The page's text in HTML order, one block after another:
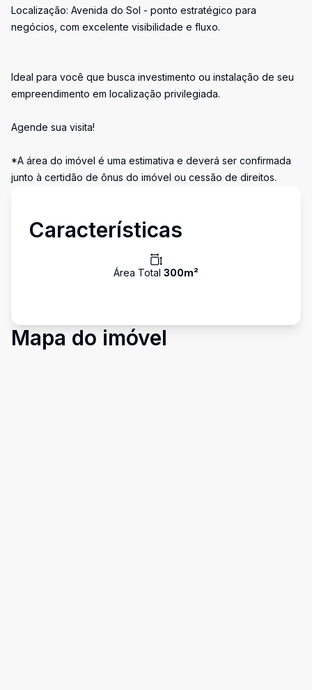
Localização: Avenida do Sol - ponto estratégico para
negócios, com excelente visibilidade e fluxo.
Ideal para você que busca investimento ou instalação de seu
empreendimento em localização privilegiada.
Agende sua visita!
*A área do imóvel é uma estimativa e deverá ser confirmada
junto à certidão de ônus do imóvel ou cessão de direitos.
Características
Área Total 300m²
Mapa do imóvel